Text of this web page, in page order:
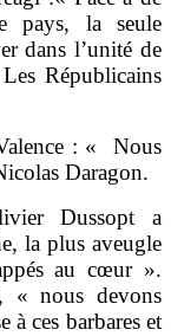
pays, la seule
dans l’unité de
Républicains
: « Nous
Daragon.
Dussopt a
la plus aveugle
au cœur ».
« nous devons
à ces barbares et